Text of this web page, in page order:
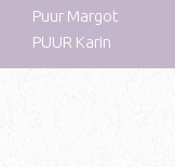
Puur Margot
PUUR Karin